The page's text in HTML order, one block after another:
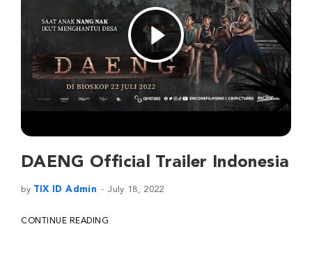
DAENG Official Trailer Indonesia
by TIX ID Admin July 18, 2022
CONTINUE READING